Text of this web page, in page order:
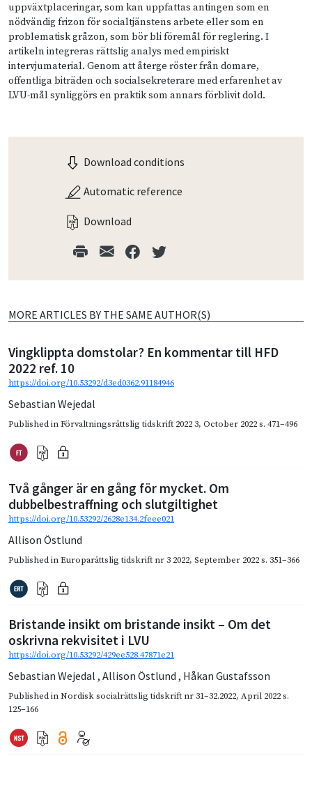
uppväxtplaceringar, som kan uppfattas antingen som en
nödvändig frizon för socialtjänstens arbete eller som en
problematisk gråzon, som bör bli föremål för reglering. I
artikeln integreras rättslig analys med empiriskt
intervjumaterial. Genom att återge röster från domare,
offentliga biträden och socialsekreterare med erfarenhet av
LVU-mål synliggörs en praktik som annars förblivit dold.
Download conditions
Automatic reference
Download
MORE ARTICLES BY THE SAME AUTHOR(S)
Vingklippta domstolar? En kommentar till HFD
2022 ref. 10
https://doi.org/10.53292/d3ed0362.91184946
Sebastian Wejedal
Published inFörvaltningsrättslig tidskrift 2022 3, October 2022s. 471–496
Två gånger är en gång för mycket. Om
dubbelbestraffning och slutgiltighet
https://doi.org/10.53292/2628e134.2feee021
Allison Östlund
Published inEuroparättslig tidskrift nr 3 2022, September 2022s. 351–366
Bristande insikt om bristande insikt – Om det
oskrivna rekvisitet i LVU
https://doi.org/10.53292/429ee528.47871e21
Sebastian Wejedal , Allison Östlund , Håkan Gustafsson
Published inNordisk socialrättslig tidskrift nr 31–32.2022, April 2022s.
125–166